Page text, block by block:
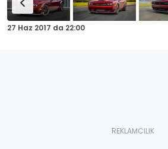
27 Haz 2017 da 22:00